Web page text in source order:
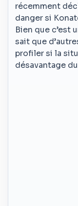
récemment
danger si
Bien que c’est
sait que
profiler si la
désavantage